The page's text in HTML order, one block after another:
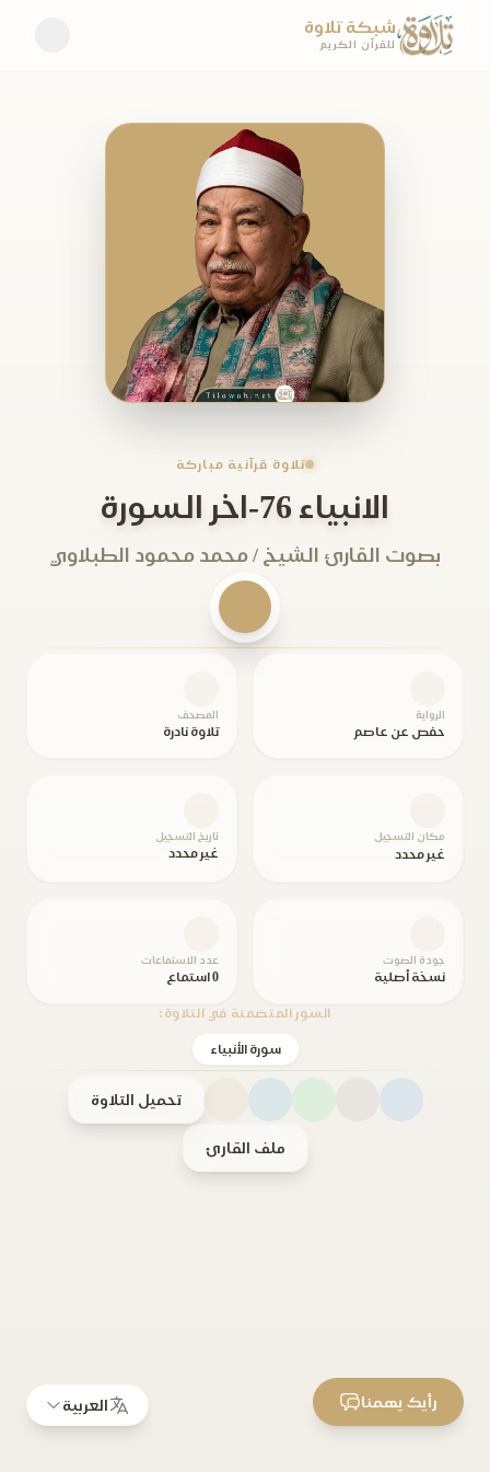
شبكة تلاوة
للقرآن الكريم
تلاوة قرآنية مباركة
الانبياء 76-اخر السورة
بصوت القارئ الشيخ / محمد محمود الطبلاوي
الرواية
حفص عن عاصم
المصحف
تلاوة نادرة
مكان التسجيل
غير محدد
تاريخ التسجيل
غير محدد
جودة الصوت
نسخة أصلية
عدد الاستماعات
0 استماع
السور المتضمنة في التلاوة:
سورة الأنبياء
تحميل التلاوة
ملف القارئ
العربية رأيك يهمنا